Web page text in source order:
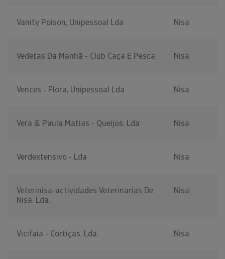
Vanity Poison, Unipessoal Lda Nisa
Vedetas Da Manhã - Club Caça E Pesca Nisa
Vences - Flora, Unipessoal Lda Nisa
Vera & Paula Matias - Queijos, Lda Nisa
Verdextensivo - Lda Nisa
Veterinisa-actividades Veterinarias De
Nisa, Lda.
Nisa
Vicifaia - Cortiças, Lda. Nisa